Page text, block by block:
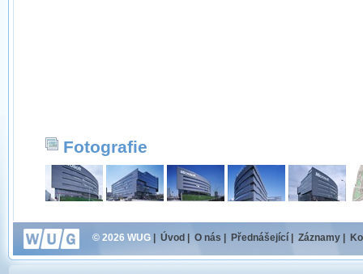
Fotografie
© 2026 WUG Úvod O nás Přednášející Záznamy